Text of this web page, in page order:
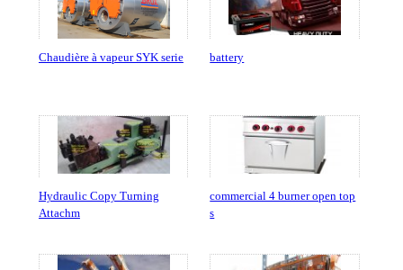
Chaudière à vapeur SYK serie battery
Hydraulic Copy Turning
Attachm
commercial 4 burner open top
s